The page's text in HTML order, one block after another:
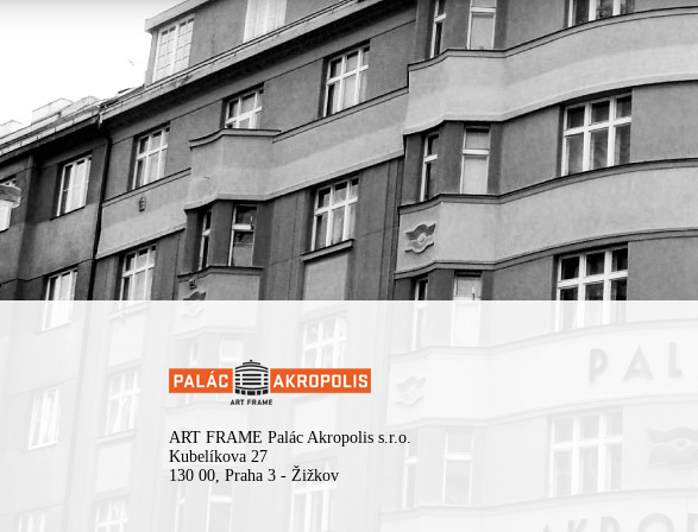
Fæ Bestia
Zpěvačka a producentka Josefína Tratinová pod jménem Fæ Bestia
vytváří hudbu, která je stejně hypnotická jako nevyzpytatelná. Od
barokních zvukových struktur až po přebasovaný klubový chaos – její
tvorba je neustálým přetvářením a posouváním hranic. Nahrávka jako
ALEGORIE a HEART TRANSPLANT ji českému publiku představily
jako talentovanou umělkyni, která dokáže překvapit s každým trackem.
Připravte si srdíčka.
Za dramaturgií série PULZ v Paláci Akropolis stojí hudební publicista a
moderátor Vojtěch Tkáč. Večer se uskuteční ve spolupráci s Akropolis
Underground.
ART FRAME Palác Akropolis s.r.o.
Kubelíkova 27
130 00, Praha 3 - Žižkov